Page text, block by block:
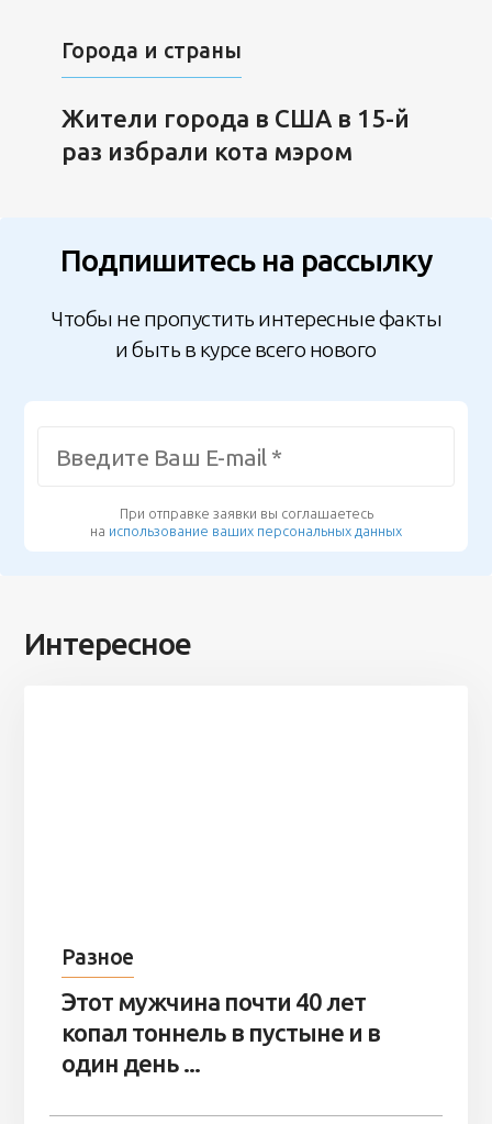
Города и страны
Жители города в США в 15-й
раз избрали кота мэром
Подпишитесь на рассылку
Чтобы не пропустить интересные факты
и быть в курсе всего нового
При отправке заявки вы соглашаетесь
на использование ваших персональных данных
Интересное
Разное
Этот мужчина почти 40 лет
копал тоннель в пустыне и в
один день ...